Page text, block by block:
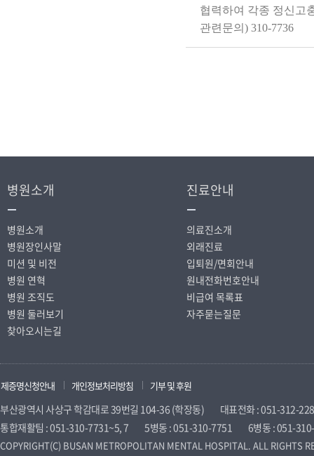
협력하여 각종 정신고
관련문의) 310-7736
병원소개
병원소개
병원장인사말
미션 및 비전
병원 연혁
병원 조직도
병원 둘러보기
찾아오시는길
진료안내
의료진소개
외래진료
입퇴원/면회안내
원내전화번호안내
비급여 목록표
자주묻는질문
제증명신청안내 개인정보처리방침 기부 및 후원
부산광역시 사상구 학감대로 39번길 104-36 (학장동)
대표전화 : 051-312-
통합재활팀 : 051-310-7731~5, 7
5병동 : 051-310-7751 6병동 : 051-
COPYRIGHT(C) BUSAN METROPOLITAN MENTAL HOSPITAL. ALL RIGHTS